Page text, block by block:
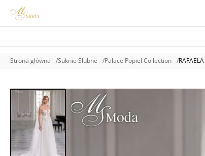
Strona główna Suknie Ślubne Palace Popiel Collection RAFAELA